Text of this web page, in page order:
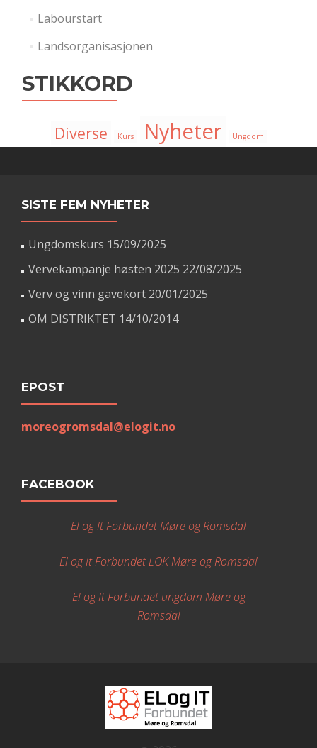
Labourstart
Landsorganisasjonen
STIKKORD
Diverse Kurs Nyheter Ungdom
SISTE FEM NYHETER
Ungdomskurs 15/09/2025
Vervekampanje høsten 2025 22/08/2025
Verv og vinn gavekort 20/01/2025
OM DISTRIKTET 14/10/2014
EPOST
moreogromsdal@elogit.no
FACEBOOK
El og It Forbundet Møre og Romsdal
El og It Forbundet LOK Møre og Romsdal
El og It Forbundet ungdom Møre og
Romsdal